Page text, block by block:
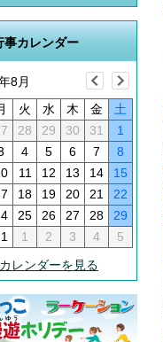
事カレンダー
8月
火 水 木 金
土
28 29 30 31
1
4 5 6 7
8
11 12 13 14
15
18 19 20 21
22
25 26 27 28
29
1 2 3 4
5
カレンダーを見る